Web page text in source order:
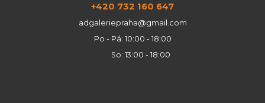
+420 732 160 647
adgaleriepraha@gmail.com
Po - Pá: 10:00 - 18:00
So: 13:00 - 18:00